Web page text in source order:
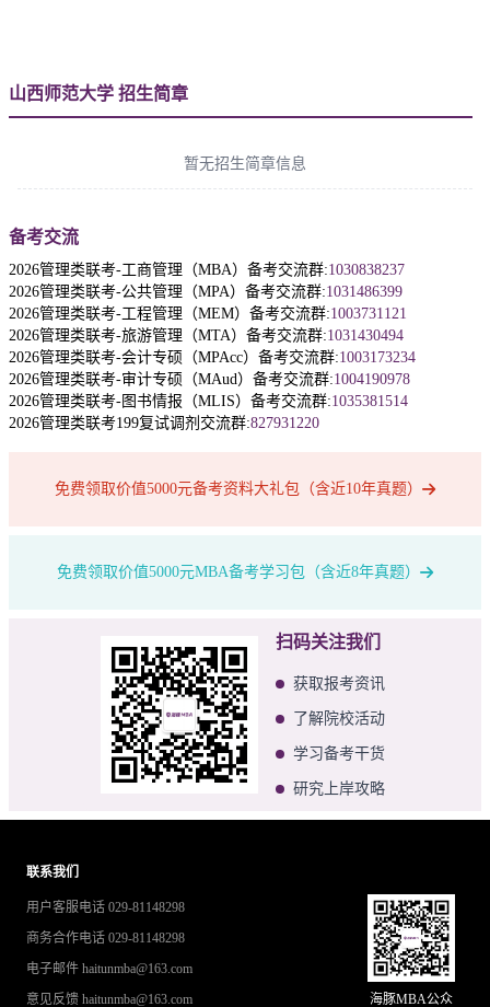
山西师范大学 招生简章
暂无招生简章信息
备考交流
2026管理类联考-工商管理（MBA）备考交流群:1030838237
2026管理类联考-公共管理（MPA）备考交流群:1031486399
2026管理类联考-工程管理（MEM）备考交流群:1003731121
2026管理类联考-旅游管理（MTA）备考交流群:1031430494
2026管理类联考-会计专硕（MPAcc）备考交流群:1003173234
2026管理类联考-审计专硕（MAud）备考交流群:1004190978
2026管理类联考-图书情报（MLIS）备考交流群:1035381514
2026管理类联考199复试调剂交流群:827931220
免费领取价值5000元备考资料大礼包（含近10年真题）
免费领取价值5000元MBA备考学习包（含近8年真题）
扫码关注我们
获取报考资讯
了解院校活动
学习备考干货
研究上岸攻略
联系我们
用户客服电话 029-81148298
商务合作电话 029-81148298
电子邮件 haitunmba@163.com
意见反馈 haitunmba@163.com
海豚MBA公众